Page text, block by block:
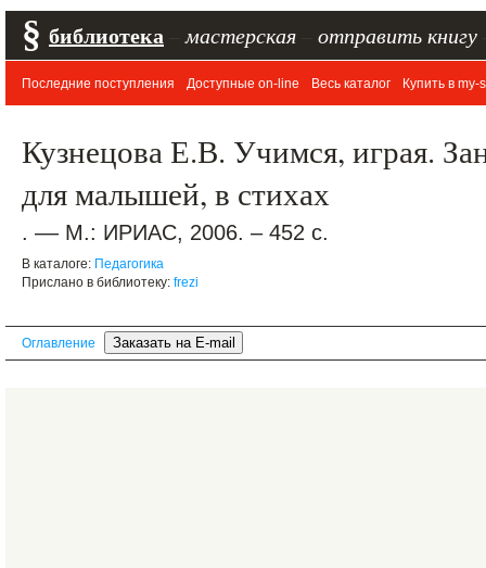
§ библиотека мастерская отправить книгу
Последние поступления Доступные on-line Весь каталог Купить в my-
Кузнецова Е.В. Учимся, играя.
для малышей, в стихах
. –– М.: ИРИАС, 2006. – 452 с.
В каталоге: Педагогика
Прислано в библиотеку: frezi
Оглавление